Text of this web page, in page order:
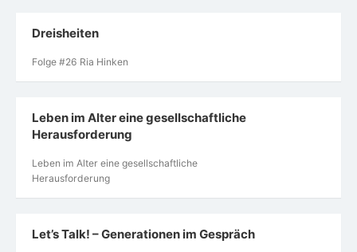
Dreisheiten
Folge #26 Ria Hinken
Leben im Alter eine gesellschaftliche
Herausforderung
Leben im Alter eine gesellschaftliche
Herausforderung
Let’s Talk! – Generationen im Gespräch